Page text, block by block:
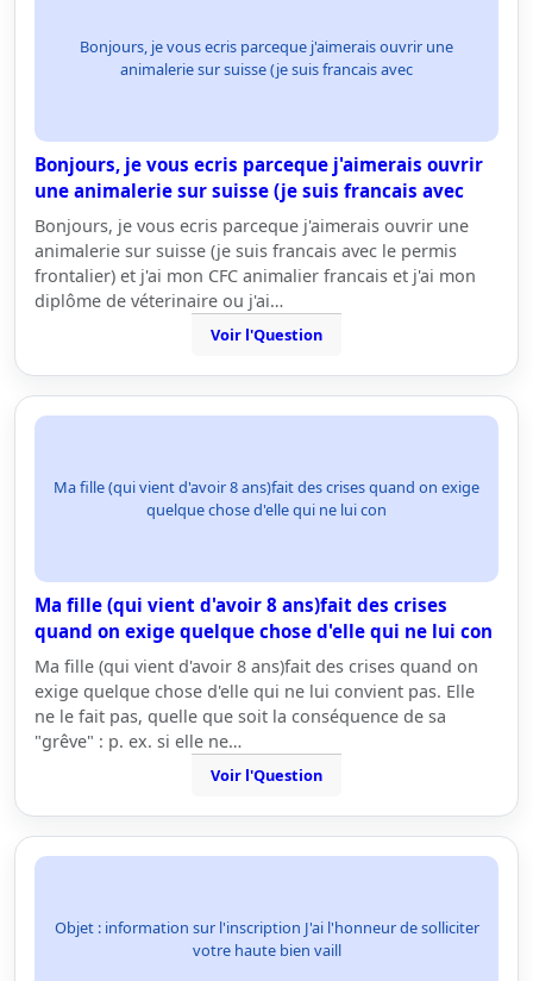
Bonjours, je vous ecris parceque j'aimerais ouvrir une
animalerie sur suisse (je suis francais avec
Bonjours, je vous ecris parceque j'aimerais ouvrir
une animalerie sur suisse (je suis francais avec
Bonjours, je vous ecris parceque j'aimerais ouvrir une
animalerie sur suisse (je suis francais avec le permis
frontalier) et j'ai mon CFC animalier francais et j'ai mon
diplôme de véterinaire ou j'ai…
Voir l'Question
Ma fille (qui vient d'avoir 8 ans)fait des crises quand on exige
quelque chose d'elle qui ne lui con
Ma fille (qui vient d'avoir 8 ans)fait des crises
quand on exige quelque chose d'elle qui ne lui con
Ma fille (qui vient d'avoir 8 ans)fait des crises quand on
exige quelque chose d'elle qui ne lui convient pas. Elle
ne le fait pas, quelle que soit la conséquence de sa
"grêve" : p. ex. si elle ne…
Voir l'Question
Objet : information sur l'inscription J'ai l'honneur de solliciter
votre haute bien vaill